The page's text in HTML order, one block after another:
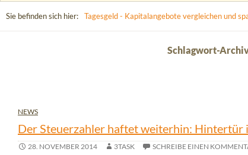
Sie befinden sich hier: Tagesgeld - Kapitalangebote vergleichen und
Schlagwort-
NEWS
Der Steuerzahler haftet weiterhin: Hintertür
28. NOVEMBER 2014 3TASK SCHREIBE EINEN